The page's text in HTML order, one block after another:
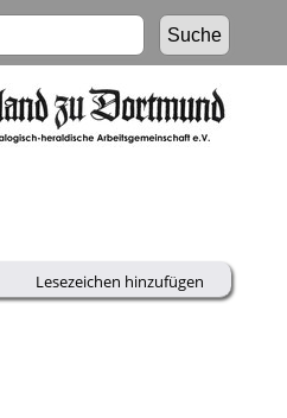
Lesezeichen hinzufügen